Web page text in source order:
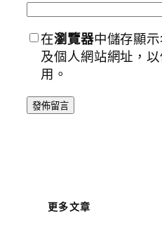
在瀏覽器中儲存顯
及個人網站網址，
用。
更多文章